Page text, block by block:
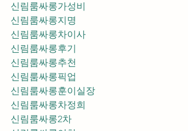
신림룸싸롱가성비
신림룸싸롱지명
신림룸싸롱차이사
신림룸싸롱후기
신림룸싸롱추천
신림룸싸롱훈이실장
신림룸싸롱차정희
신림룸싸롱2차